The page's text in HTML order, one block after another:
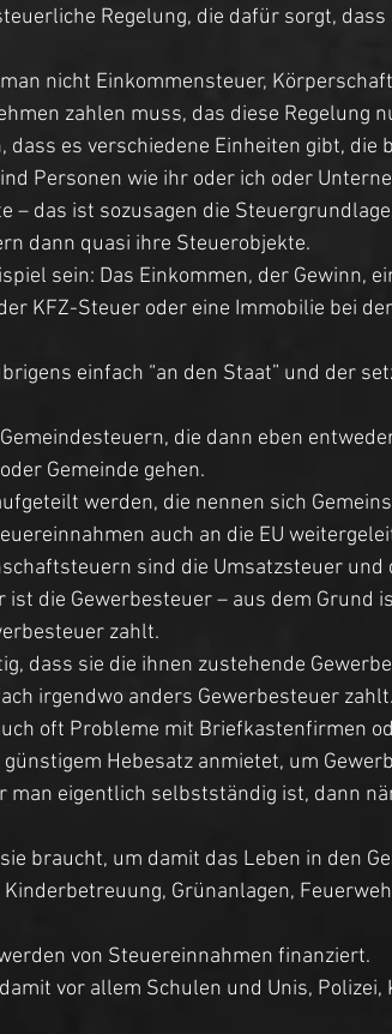
Regelung, die dafür sorgt, dass
nicht Einkommensteuer,
zahlen muss, das diese Regelung
dass es verschiedene Einheiten gibt, die
Personen wie ihr oder ich oder
– das ist sozusagen die
dann quasi ihre Steuerobjekte.
sein: Das Einkommen, der Gewinn,
KFZ-Steuer oder eine Immobilie bei
einfach “an den Staat” und der
die dann eben
Gemeinde gehen.
werden, die nennen sich
auch an die EU
sind die Umsatzsteuer und
ist die Gewerbesteuer – aus dem Grund
zahlt.
dass sie die ihnen zustehende
irgendwo anders Gewerbesteuer zahlt.
oft Probleme mit Briefkastenfirmen
Hebesatz anmietet, um
man eigentlich selbstständig ist, dann
braucht, um damit das Leben in den
Grünanlagen,
von Steuereinnahmen finanziert.
vor allem Schulen und Unis, Polizei,